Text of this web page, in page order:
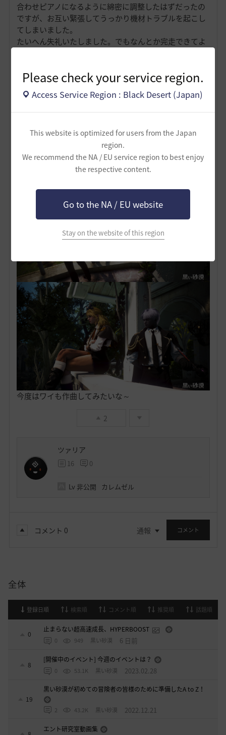
Please check your service region.
Access Service Region : Black Desert (Japan)
This website is optimized for users from the Japan
region.
We recommend the NA / EU service region to best enjoy
the respective content.
Go to the NA / EU website
Stay on the website of this region
合わせピアノになるように綿密に調整したはずだったの
ですが、お互い緊張してうっかり機材トラブルを起こし
てしまいました。
たいへん失礼いたしました。でもなんとか完走できてよ
今度はワイも作曲してみたいな～
2
ツァリア
16 0
Lv 非公開 カレムゼル
コメント 0 通報 コメント
全体
登録日順 検索順 コメント順 推奨順 話題順
0
止まらない超高速成長、HYPERBOOST
0 949 黒い砂漠 6 日前
8
[開催中のイベント] 今週のイベントは？
0 53.1K 黒い砂漠 2023.02.28
19
黒い砂漠が初めての冒険者の皆様のために準備したA to Z！
2 43.2K 黒い砂漠 2022.12.21
エント研究室動画集